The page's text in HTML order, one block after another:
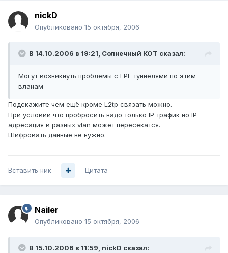
nickD
Опубликовано 15 октября, 2006
В 14.10.2006 в 19:21, Солнечный КОТ сказал:
Могут возникнуть проблемы с ГРЕ туннелями по этим
вланам
Подскажите чем ещё кроме L2tp связать можно.
При условии что пробросить надо только IP трафик но IP
адресация в разных vlan может пересекатся.
Шифровать данные не нужно.
Вставить ник Цитата
Nailer
Опубликовано 15 октября, 2006
В 15.10.2006 в 11:59, nickD сказал: